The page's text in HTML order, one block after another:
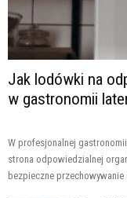
Jak lodówki na
w gastronomii
W profesjonalnej
strona odpowiedzialnej
bezpieczne